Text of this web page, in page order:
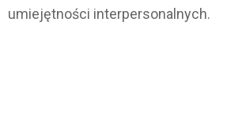
umiejętności interpersonalnych.